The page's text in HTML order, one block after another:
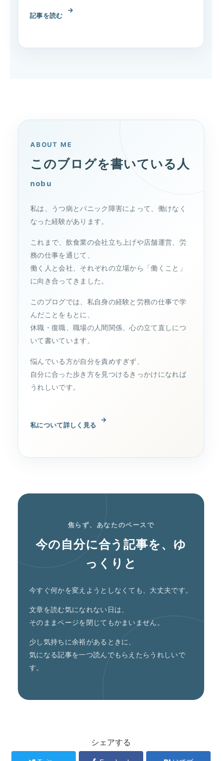
記事を読む
→
ABOUT ME
このブログを書いている人
nobu
私は、うつ病とパニック障害によって、働けなく
なった経験があります。
これまで、飲食業の会社立ち上げや店舗運営、労
務の仕事を通じて、
働く人と会社、それぞれの立場から「働くこと」
に向き合ってきました。
このブログでは、私自身の経験と労務の仕事で学
んだことをもとに、
休職・復職、職場の人間関係、心の立て直しにつ
いて書いています。
悩んでいる方が自分を責めすぎず、
自分に合った歩き方を見つけるきっかけになれば
うれしいです。
私について詳しく見る
→
焦らず、あなたのペースで
今の自分に合う記事を、ゆ
っくりと
今すぐ何かを変えようとしなくても、大丈夫です。
文章を読む気になれない日は、
そのままページを閉じてもかまいません。
少し気持ちに余裕があるときに、
気になる記事を一つ読んでもらえたらうれしいで
す。
シェアする